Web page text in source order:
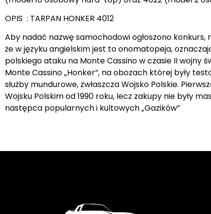
OPIS : TARPAN HONKER 4012
Aby nadać nazwę samochodowi ogłoszono
że w języku angielskim jest to onomatopeja,
polskiego ataku na Monte Cassino w czasie II wojny
Monte Cassino „Honker”, na obozach której były
służby mundurowe, zwłaszcza Wojsko Polskie.
Wojsku Polskim od 1990 roku, lecz zakupy nie były
następca popularnych i kultowych „Gazików”